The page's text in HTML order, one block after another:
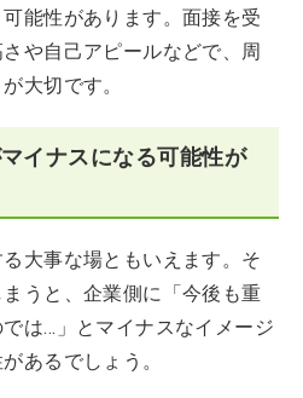
能性があります。面接を受
や自己アピールなどで、周
大切です。
イナスになる可能性が
大事な場ともいえます。そ
うと、企業側に「今後も重
は…」とマイナスなイメージ
あるでしょう。